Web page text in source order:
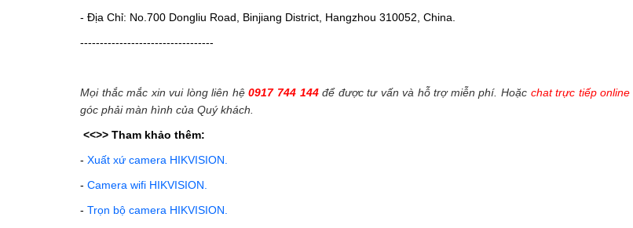
- Địa Chỉ: No.700 Dongliu Road, Binjiang District, Hangzhou 310052, China.
----------------------------------
Mọi thắc mắc xin vui lòng liên hệ0917 744 144để được tư vấn và hỗ trợ miễn phí. Hoặc chat trực tiếp online
góc phải màn hình của Quý khách.
<<>> Tham khảo thêm:
- Xuất xứ camera HIKVISION.
- Camera wifi HIKVISION.
- Trọn bộ camera HIKVISION.